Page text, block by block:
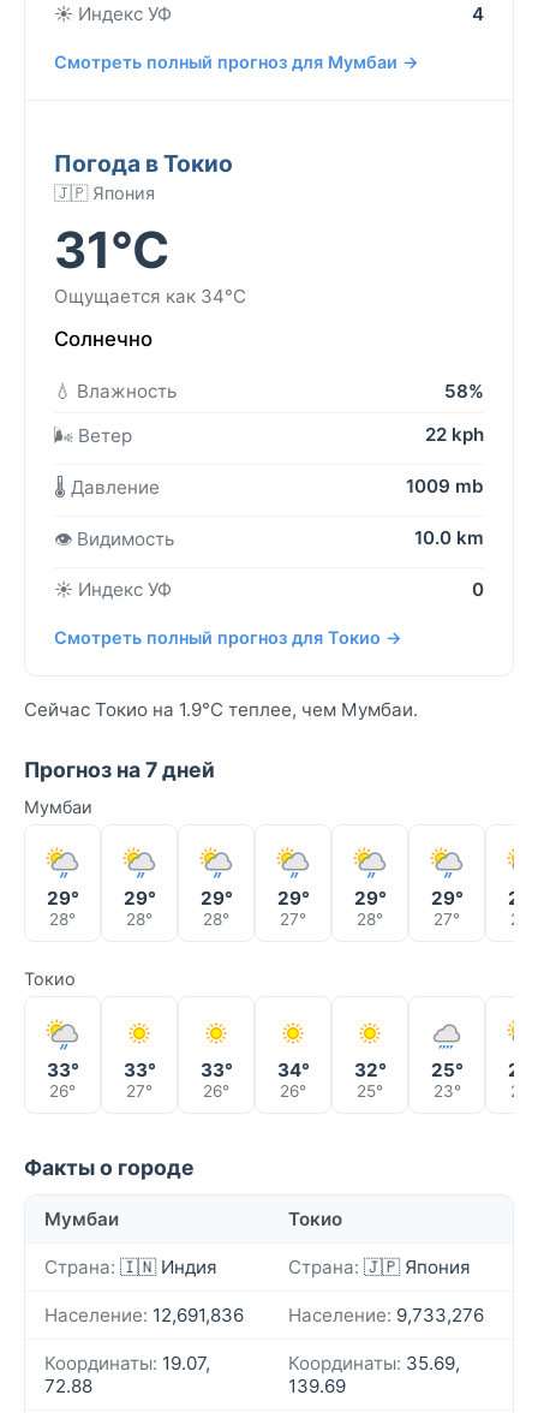
☀️ Индекс УФ 4
Смотреть полный прогноз для Мумбаи →
Погода в Токио
🇯🇵 Япония
31°C
Ощущается как 34°C
Солнечно
💧 Влажность
58%
🌬️ Ветер
22 kph
🌡️ Давление 1009 mb
👁️ Видимость 10.0 km
☀️ Индекс УФ 0
Смотреть полный прогноз для Токио →
Сейчас Токио на 1.9°C теплее, чем Мумбаи.
Прогноз на 7 дней
Мумбаи
29°
28°
29°
28°
29°
28°
29°
27°
29°
28°
29°
27° 27°
Токио
33°
26°
33°
27°
33°
26°
34°
26°
32°
25°
25°
23° 23°
Факты о городе
Мумбаи Токио
Страна: 🇮🇳 Индия Страна: 🇯🇵 Япония
Население: 12,691,836 Население: 9,733,276
Координаты: 19.07,
72.88
Координаты: 35.69,
139.69